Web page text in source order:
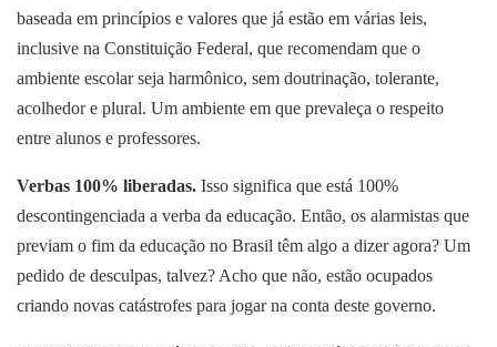
baseada em princípios e valores que já estão em várias leis,
inclusive na Constituição Federal, que recomendam que o
ambiente escolar seja harmônico, sem doutrinação, tolerante,
acolhedor e plural. Um ambiente em que prevaleça o respeito
entre alunos e professores.
Verbas 100% liberadas. Isso significa que está 100%
descontingenciada a verba da educação. Então, os alarmistas que
previam o fim da educação no Brasil têm algo a dizer agora? Um
pedido de desculpas, talvez? Acho que não, estão ocupados
criando novas catástrofes para jogar na conta deste governo.